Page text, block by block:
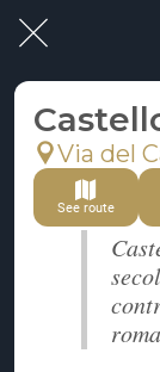
Via del
See route